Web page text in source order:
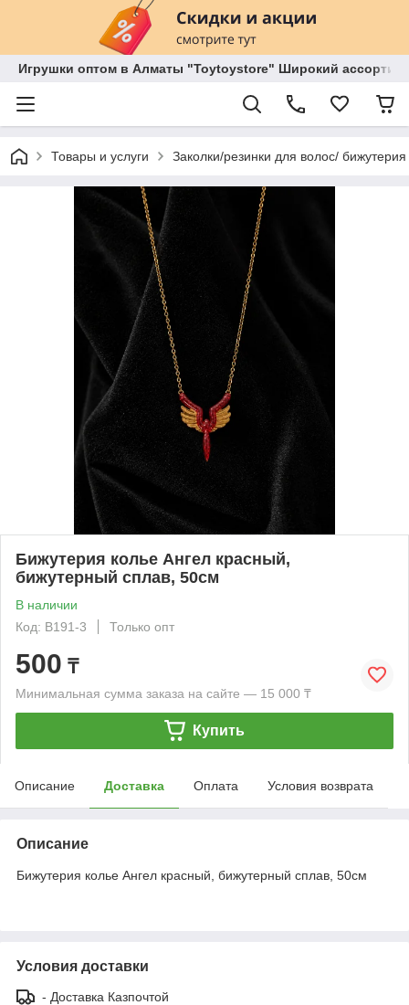
Игрушки оптом в Алматы "Toytoystore" Широкий
Товары и услуги Заколки/резинки для волос/ бижутерия
Бижутерия колье Ангел красный,
бижутерный сплав, 50см
В наличии
Код: B191-3
Только опт
500 ₸
Минимальная сумма заказа на сайте — 15 000 ₸
Купить
Описание Доставка Оплата Условия возврата
Описание
Бижутерия колье Ангел красный, бижутерный сплав, 50см
Условия доставки
- Доставка Казпочтой